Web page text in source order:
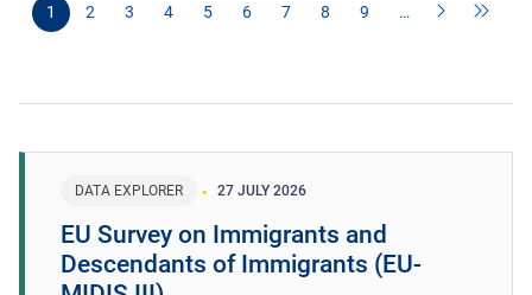
1 2 3 4 5 6 7 8 9 …
DATA EXPLORER 27 JULY 2026
EU Survey on Immigrants and
Descendants of Immigrants (EU-